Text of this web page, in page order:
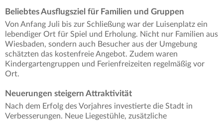
Beliebtes Ausflugsziel für Familien und Gruppen
Von Anfang Juli bis zur Schließung war der Luisenplatz ein
lebendiger Ort für Spiel und Erholung. Nicht nur Familien aus
Wiesbaden, sondern auch Besucher aus der Umgebung
schätzten das kostenfreie Angebot. Zudem waren
Kindergartengruppen und Ferienfreizeiten regelmäßig vor
Ort.
Neuerungen steigern Attraktivität
Nach dem Erfolg des Vorjahres investierte die Stadt in
Verbesserungen. Neue Liegestühle, zusätzliche